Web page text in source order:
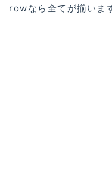
rowなら全てが揃いま